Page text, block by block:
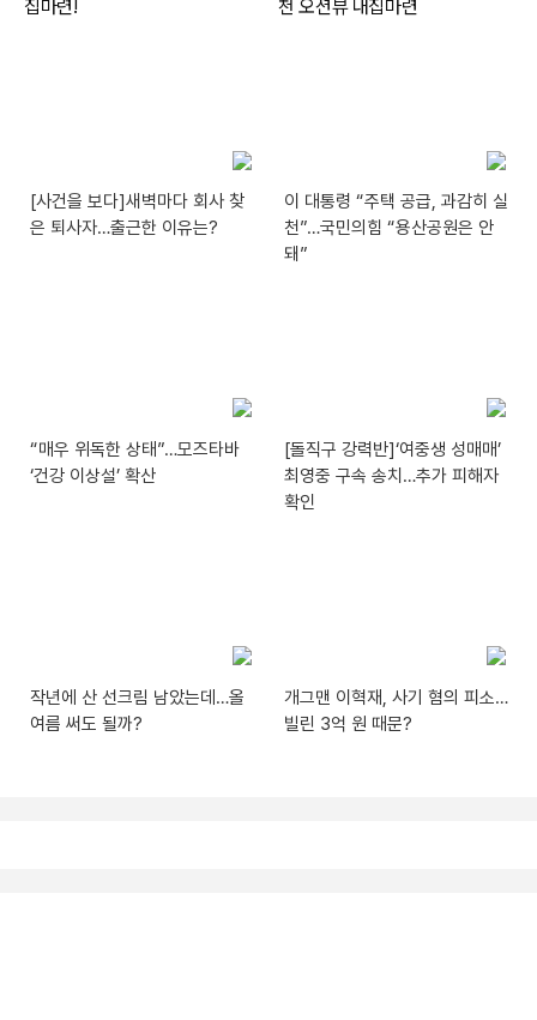
[사건을 보다]새벽마다 회사 찾
은 퇴사자…출근한 이유는?
이 대통령 “주택 공급, 과감히 실
천”…국민의힘 “용산공원은 안
돼”
“매우 위독한 상태”…모즈타바
‘건강 이상설’ 확산
[돌직구 강력반]‘여중생 성매매’
최영중 구속 송치…추가 피해자
확인
작년에 산 선크림 남았는데…올
여름 써도 될까?
개그맨 이혁재, 사기 혐의 피소…
빌린 3억 원 때문?